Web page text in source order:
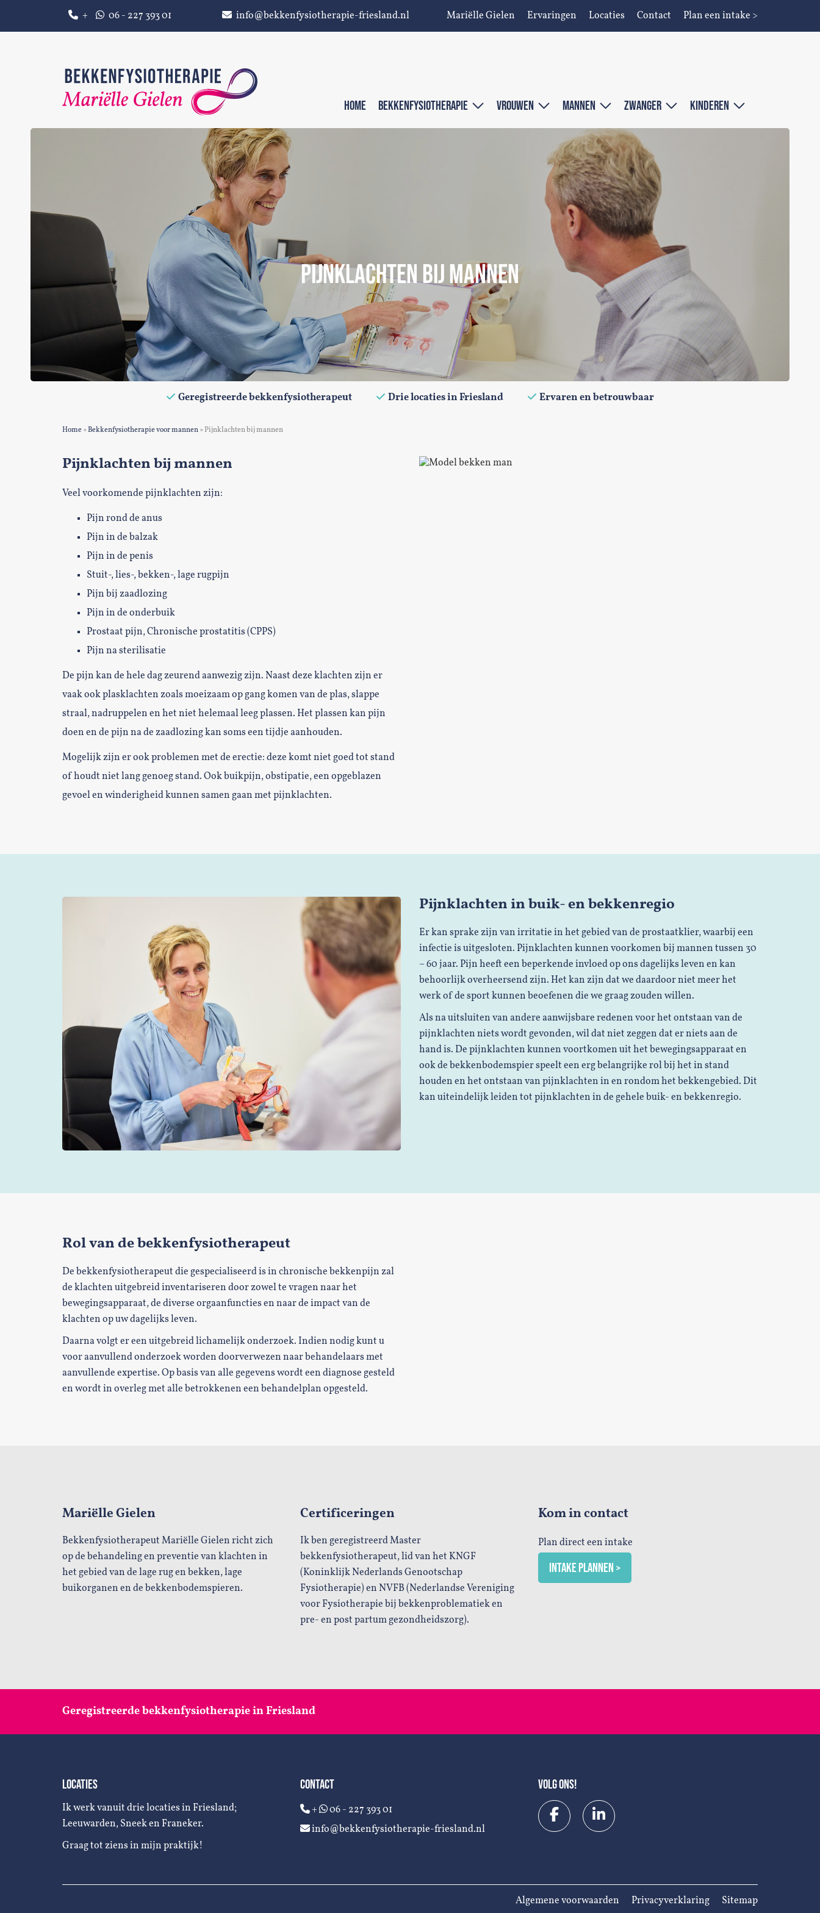
Mariëlle Gielen Ervaringen Locaties Contact Plan een intake >
+ 06 - 227 393 01 info@bekkenfysiotherapie-friesland.nl
HOME BEKKENFYSIOTHERAPIE VROUWEN MANNEN ZWANGER KINDEREN
PIJNKLACHTEN BIJ MANNEN
Geregistreerde bekkenfysiotherapeut Drie locaties in Friesland Ervaren en betrouwbaar
Home »Bekkenfysiotherapie voor mannen » Pijnklachten bij mannen
Pijnklachten bij mannen
Veel voorkomende pijnklachten zijn:
Pijn rond de anus
Pijn in de balzak
Pijn in de penis
Stuit-, lies-, bekken-, lage rugpijn
Pijn bij zaadlozing
Pijn in de onderbuik
Prostaat pijn, Chronische prostatitis (CPPS)
Pijn na sterilisatie
De pijn kan de hele dag zeurend aanwezig zijn. Naast deze klachten zijn er
vaak ook plasklachten zoals moeizaam op gang komen van de plas, slappe
straal, nadruppelen en het niet helemaal leeg plassen. Het plassen kan pijn
doen en de pijn na de zaadlozing kan soms een tijdje aanhouden.
Mogelijk zijn er ook problemen met de erectie: deze komt niet goed tot stand
of houdt niet lang genoeg stand. Ook buikpijn, obstipatie, een opgeblazen
gevoel en winderigheid kunnen samen gaan met pijnklachten.
Pijnklachten in buik- en bekkenregio
Er kan sprake zijn van irritatie in het gebied van de prostaatklier, waarbij een
infectie is uitgesloten. Pijnklachten kunnen voorkomen bij mannen tussen 30
– 60 jaar. Pijn heeft een beperkende invloed op ons dagelijks leven en kan
behoorlijk overheersend zijn. Het kan zijn dat we daardoor niet meer het
werk of de sport kunnen beoefenen die we graag zouden willen.
Als na uitsluiten van andere aanwijsbare redenen voor het ontstaan van de
pijnklachten niets wordt gevonden, wil dat niet zeggen dat er niets aan de
hand is. De pijnklachten kunnen voortkomen uit het bewegingsapparaat en
ook de bekkenbodemspier speelt een erg belangrijke rol bij het in stand
houden en het ontstaan van pijnklachten in en rondom het bekkengebied. Dit
kan uiteindelijk leiden tot pijnklachten in de gehele buik- en bekkenregio.
Rol van de bekkenfysiotherapeut
De bekkenfysiotherapeut die gespecialiseerd is in chronische bekkenpijn zal
de klachten uitgebreid inventariseren door zowel te vragen naar het
bewegingsapparaat, de diverse orgaanfuncties en naar de impact van de
klachten op uw dagelijks leven.
Daarna volgt er een uitgebreid lichamelijk onderzoek. Indien nodig kunt u
voor aanvullend onderzoek worden doorverwezen naar behandelaars met
aanvullende expertise. Op basis van alle gegevens wordt een diagnose gesteld
en wordt in overleg met alle betrokkenen een behandelplan opgesteld.
Mariëlle Gielen
Bekkenfysiotherapeut Mariëlle Gielen richt zich
op de behandeling en preventie van klachten in
het gebied van de lage rug en bekken, lage
buikorganen en de bekkenbodemspieren.
Certificeringen
Ik ben geregistreerd Master
bekkenfysiotherapeut, lid van het KNGF
(Koninklijk Nederlands Genootschap
Fysiotherapie) en NVFB (Nederlandse Vereniging
voor Fysiotherapie bij bekkenproblematiek en
pre- en post partum gezondheidszorg).
Kom in contact
Plan direct een intake
INTAKE PLANNEN >
Geregistreerde bekkenfysiotherapie in Friesland
LOCATIES
Ik werk vanuit drie locaties in Friesland;
Leeuwarden, Sneek en Franeker.
Graag tot ziens in mijn praktijk!
CONTACT
+
06 - 227 393 01
info@bekkenfysiotherapie-friesland.nl
VOLG ONS!
Algemene voorwaarden Privacyverklaring Sitemap